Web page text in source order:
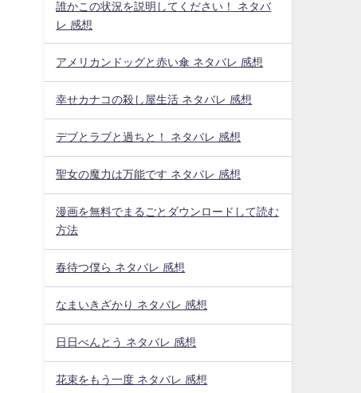
誰かこの状況を説明してください！ ネタバ
レ 感想
アメリカンドッグと赤い傘 ネタバレ 感想
幸せカナコの殺し屋生活 ネタバレ 感想
デブとラブと過ちと！ ネタバレ 感想
聖女の魔力は万能です ネタバレ 感想
漫画を無料でまるごとダウンロードして読む
方法
春待つ僕ら ネタバレ 感想
なまいきざかり ネタバレ 感想
日日べんとう ネタバレ 感想
花束をもう一度 ネタバレ 感想